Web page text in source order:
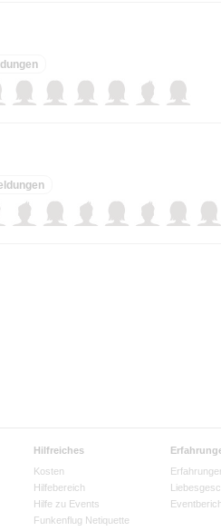
Hilfreiches
Kosten
Hilfebereich
Hilfe zu Events
Funkenflug Netiquette